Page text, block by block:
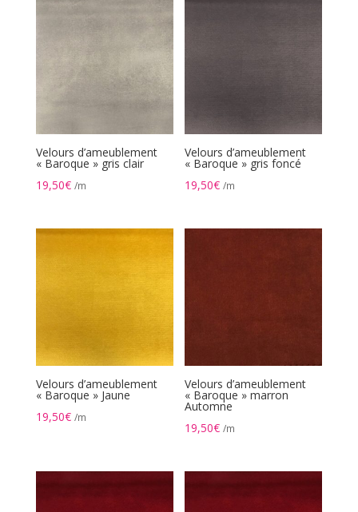
Velours d’ameublement
« Baroque » gris clair
19,50€ /m
Velours d’ameublement
« Baroque » gris foncé
19,50€ /m
Velours d’ameublement
« Baroque » Jaune
19,50€ /m
Velours d’ameublement
« Baroque » marron
Automne
19,50€ /m